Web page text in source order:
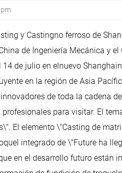
y Castingno ferroso de
de Ingeniería Mecánica y
de julio en elnuevo
en la región de Asia
de toda la cadena
para visitar. El
El elemento \"Casting de
integrado de \"Future ha
en el desarrollo futuro están